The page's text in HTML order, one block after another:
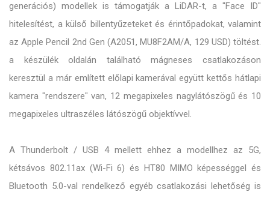
generációs) modellek is támogatják a LiDAR-t, a "Face ID"
hitelesítést, a külső billentyűzeteket és érintőpadokat, valamint
az Apple Pencil 2nd Gen (A2051, MU8F2AM/A, 129 USD) töltést.
a készülék oldalán található mágneses csatlakozáson
keresztül a már említett előlapi kamerával együtt kettős hátlapi
kamera "rendszere" van, 12 megapixeles nagylátószögű és 10
megapixeles ultraszéles látószögű objektívvel.
A Thunderbolt / USB 4 mellett ehhez a modellhez az 5G,
kétsávos 802.11ax (Wi-Fi 6) és HT80 MIMO képességgel és
Bluetooth 5.0-val rendelkező egyéb csatlakozási lehetőség is